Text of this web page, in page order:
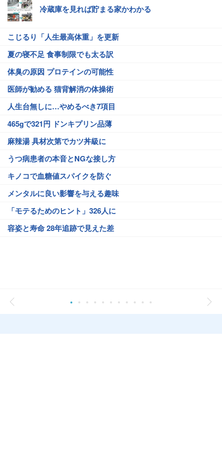
冷蔵庫を見れば貯まる家かわかる
こじるり「人生最高体重」を更新
夏の寝不足 食事制限でも太る訳
体臭の原因 プロテインの可能性
医師が勧める 猫背解消の体操術
人生台無しに…やめるべき7項目
465gで321円 ドンキプリン品薄
麻辣湯 具材次第でカツ丼級に
うつ病患者の本音とNGな接し方
キノコで血糖値スパイクを防ぐ
メンタルに良い影響を与える趣味
「モテるためのヒント」326人に
容姿と寿命 28年追跡で見えた差